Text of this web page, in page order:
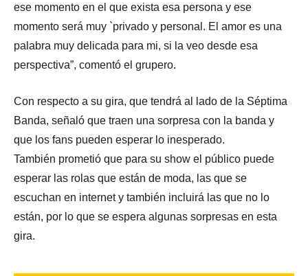
ese momento en el que exista esa persona y ese
momento será muy `privado y personal. El amor es una
palabra muy delicada para mi, si la veo desde esa
perspectiva”, comentó el grupero.
Con respecto a su gira, que tendrá al lado de la Séptima
Banda, señaló que traen una sorpresa con la banda y
que los fans pueden esperar lo inesperado.
También prometió que para su show el público puede
esperar las rolas que están de moda, las que se
escuchan en internet y también incluirá las que no lo
están, por lo que se espera algunas sorpresas en esta
gira.